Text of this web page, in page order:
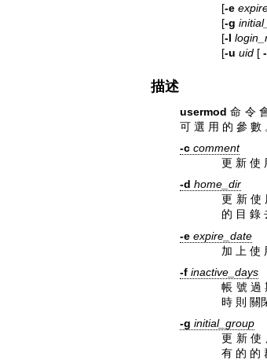
[-e
[-g
[-l
[-u uid [
描述
usermod 命 令
可 選 用 的 參 數
-c comment
更 新 使
-d home_dir
更 新 使
的 目 錄
-e expire_date
加 上 使
-f inactive_days
帳 號 過
時 則 關
-g initial_group
更 新 使
有 的 的